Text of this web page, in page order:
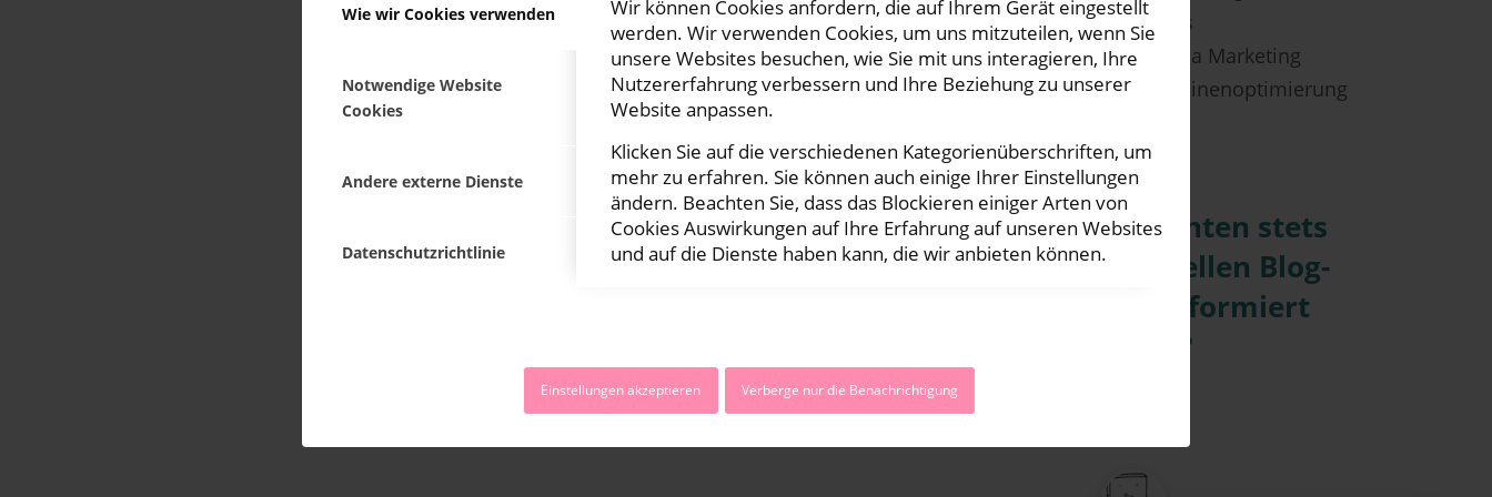
Wie wir Cookies verwenden
Notwendige Website
Cookies
Andere externe Dienste
Datenschutzrichtlinie
Wir können Cookies anfordern, die auf Ihrem Gerät eingestellt
werden. Wir verwenden Cookies, um uns mitzuteilen, wenn Sie
unsere Websites besuchen, wie Sie mit uns interagieren, Ihre
Nutzererfahrung verbessern und Ihre Beziehung zu unserer
Website anpassen.
Klicken Sie auf die verschiedenen Kategorienüberschriften, um
mehr zu erfahren. Sie können auch einige Ihrer Einstellungen
ändern. Beachten Sie, dass das Blockieren einiger Arten von
Cookies Auswirkungen auf Ihre Erfahrung auf unseren Websites
und auf die Dienste haben kann, die wir anbieten können.
Einstellungen akzeptieren Verberge nur die Benachrichtigung
Quick Tipps
Social Media Marketing
Suchmaschinenoptimierung
Sie möchten stets
zu aktuellen Blog-
News informiert
bleiben?